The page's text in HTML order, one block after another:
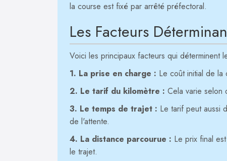
la course est fixé par arrêté préfectoral.
Les Facteurs
Voici les principaux facteurs qui déterminent
1. La prise en charge : Le coût initial de la
2. Le tarif du kilomètre : Cela varie selon
3. Le temps de trajet : Le tarif peut aussi
de l'attente.
4. La distance parcourue : Le prix final
le trajet.